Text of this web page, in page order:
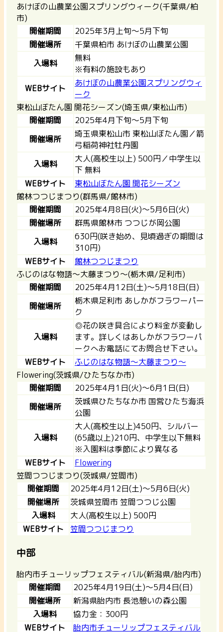
あけぼの山農業公園スプリングウィーク(千葉県/柏
市)
開催期間
2025年3月上旬～5月下旬
開催場所
千葉県柏市 あけぼの山農業公園
入場料
無料
※有料の施設もあり
WEBサイト
あけぼの山農業公園スプリングウィ
ーク
東松山ぼたん園 開花シーズン(埼玉県/東松山市)
開催期間
2025年4月下旬～5月下旬
開催場所
埼玉県東松山市 東松山ぼたん園／箭
弓稲荷神社牡丹園
入場料
大人(高校生以上) 500円／中学生以
下 無料
WEBサイト
東松山ぼたん園 開花シーズン
館林つつじまつり(群馬県/館林市)
開催期間
2025年4月8日(火)～5月6日(火)
開催場所
群馬県館林市 つつじが岡公園
入場料
630円(咲き始め、見頃過ぎの期間は
310円)
WEBサイト
館林つつじまつり
ふじのはな物語～大藤まつり～(栃木県/足利市)
開催期間
2025年4月12日(土)～5月18日(日)
開催場所
栃木県足利市 あしかがフラワーパー
ク
入場料
◎花の咲き具合により料金が変動し
ます。詳しくはあしかがフラワーパ
ークへお電話にてお問合せ下さい。
WEBサイト
ふじのはな物語～大藤まつり～
Flowering(茨城県/ひたちなか市)
開催期間
2025年4月1日(火)〜6月1日(日)
開催場所
茨城県ひたちなか市 国営ひたち海浜
公園
入場料
大人(高校生以上)450円、シルバー
(65歳以上)210円、中学生以下無料
※入園料は季節により異なる
WEBサイト
Flowering
笠間つつじまつり(茨城県/笠間市)
開催期間
2025年4月12日(土)～5月6日(火)
開催場所
茨城県笠間市 笠間つつじ公園
入場料
大人(高校生以上) 500円
WEBサイト
笠間つつじまつり
中部
胎内市チューリップフェスティバル(新潟県/胎内市)
開催期間
2025年4月19日(土)～5月4日(日)
開催場所
新潟県胎内市 長池憩いの森公園
入場料
協力金：300円
WEBサイト
胎内市チューリップフェスティバル